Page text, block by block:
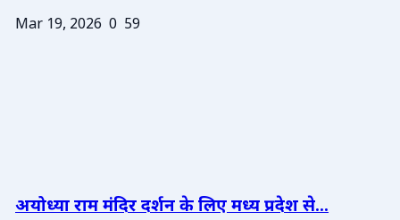
Mar 19, 2026 0 59
अयोध्या राम मंदिर दर्शन के लिए मध्य प्रदेश से...